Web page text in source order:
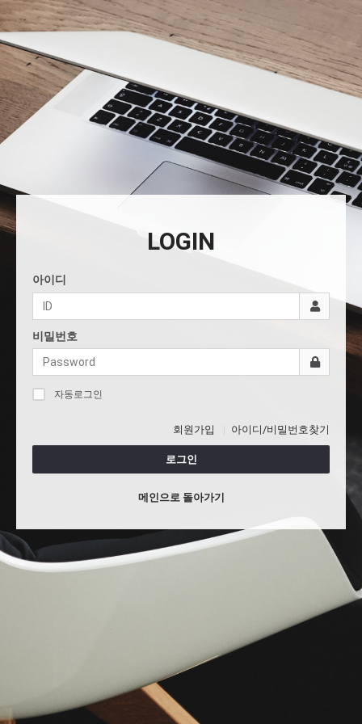
LOGIN
아이디
비밀번호
자동로그인
회원가입 아이디/비밀번호찾기
로그인
메인으로 돌아가기